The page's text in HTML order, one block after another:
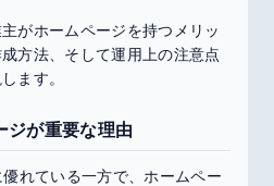
がホームページを持つメリッ
方法、そして運用上の注意点
ます。
ジが重要な理由
れている一方で、ホームペー